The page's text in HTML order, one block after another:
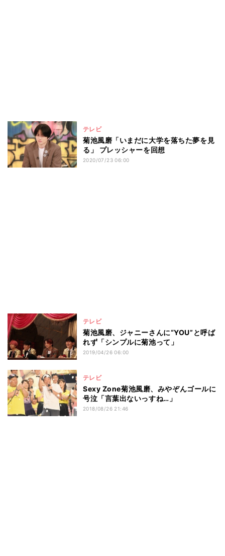
テレビ
菊池風磨「いまだに大学を落ちた夢を見
る」 プレッシャーを回想
2020/07/23 06:00
テレビ
菊池風磨、ジャニーさんに“YOU”と呼ば
れず「シンプルに菊池って」
2019/04/26 06:00
テレビ
Sexy Zone菊池風磨、みやぞんゴールに
号泣「言葉出ないっすね…」
2018/08/26 21:46